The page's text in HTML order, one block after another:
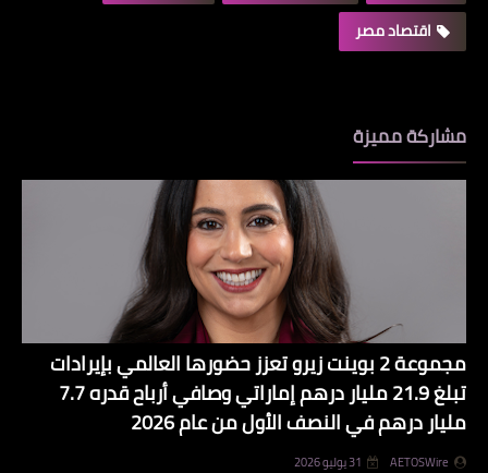
اقتصاد مصر
مشاركة مميزة
مجموعة 2 بوينت زيرو تعزز حضورها العالمي بإيرادات
تبلغ 21.9 مليار درهم إماراتي وصافي أرباح قدره 7.7
مليار درهم في النصف الأول من عام 2026
AETOSWire 31 يوليو 2026